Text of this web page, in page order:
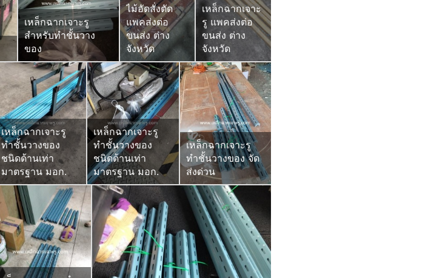
เหล็กฉากเจาะรู
สำหรับทำชั้นวาง
ของ
ไม้อัดสั่งตัด
แพคส่งต่อ
ขนส่ง ต่าง
จังหวัด
เหล็กฉากเจาะ
รู แพคส่งต่อ
ขนส่ง ต่าง
จังหวัด
เหล็กฉากเจาะรู
ทำชั้นวางของ
ชนิดด้านเท่า
มาตรฐาน มอก.
เหล็กฉากเจาะรู
ทำชั้นวางของ
ชนิดด้านเท่า
มาตรฐาน มอก.
เหล็กฉากเจาะรู
ทำชั้นวางของ จัด
ส่งด่วน